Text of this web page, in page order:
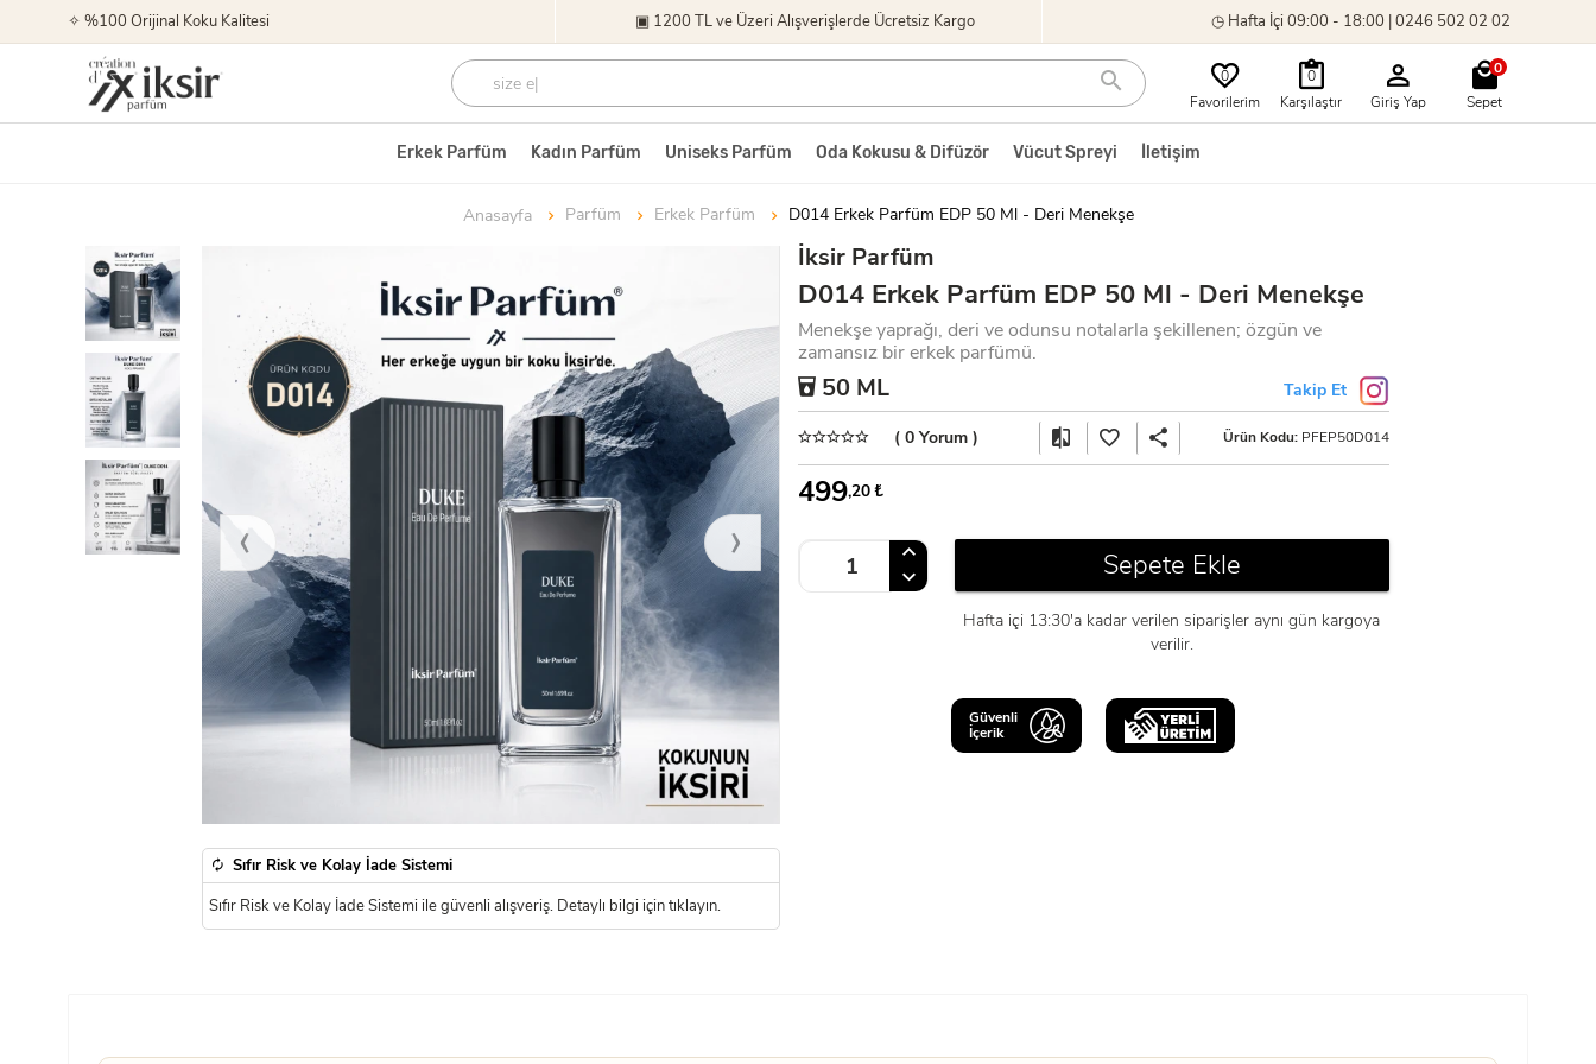
✧ %100 Orijinal Koku Kalitesi ▣ 1200 TL ve Üzeri Alışverişlerde Ücretsiz Kargo ◷ Hafta İçi 09:00 - 18:00 | 0246 502 02 02
0
Favorilerim
0
Karşılaştır
Giriş Yap
0
Sepet
Erkek Parfüm Kadın Parfüm Uniseks Parfüm Oda Kokusu & Difüzör Vücut Spreyi İletişim
Anasayfa Parfüm Erkek Parfüm D014 Erkek Parfüm EDP 50 Ml - Deri Menekşe
‹ ›
Sıfır Risk ve Kolay İade Sistemi
Sıfır Risk ve Kolay İade Sistemi ile güvenli alışveriş. Detaylı bilgi için tıklayın.
İksir Parfüm
D014 Erkek Parfüm EDP 50 Ml - Deri Menekşe
Menekşe yaprağı, deri ve odunsu notalarla şekillenen; özgün ve
zamansız bir erkek parfümü.
50 ML Takip Et
( 0 Yorum ) Ürün Kodu: PFEP50D014
499,20₺
Sepete Ekle
Hafta içi 13:30'a kadar verilen siparişler aynı gün kargoya
verilir.
Güvenli
İçerik